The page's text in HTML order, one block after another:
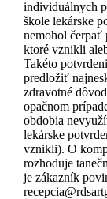
individuálnych
škole lekárske
nemohol čerpať
ktoré vznikli
Takéto
predložiť
zdravotné
opačnom
obdobia
lekárske
vznikli). O
rozhoduje
je zákazník